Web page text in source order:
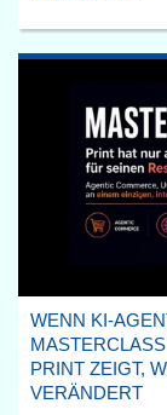
WENN KI-
PRINT ZEIGT,
VERÄNDERT